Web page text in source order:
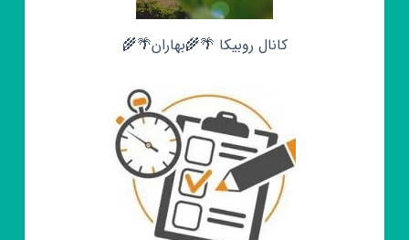
کانال روبیکا 🌴🌾بهاران🌴🌾